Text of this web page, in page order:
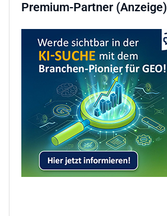
Premium-Partner (Anzeige)